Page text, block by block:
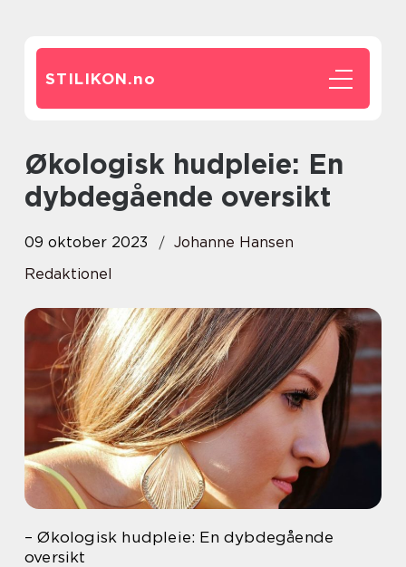
STILIKON.no
Økologisk hudpleie: En
dybdegående oversikt
09 oktober 2023
Johanne Hansen
Redaktionel
– Økologisk hudpleie: En dybdegående
oversikt